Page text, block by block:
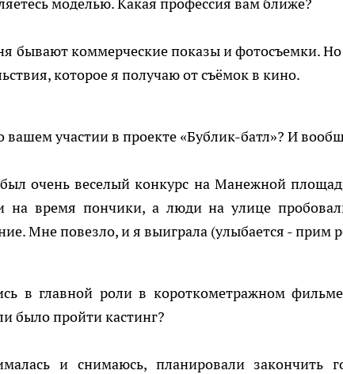
бывают коммерческие показы и фотосъемки. Но
которое я получаю от съёмок в кино.
вашем участии в проекте «Бублик-батл»? И
очень веселый конкурс на Манежной
на время пончики, а люди на улице
Мне повезло, и я выиграла (улыбается - прим
в главной роли в короткометражном
было пройти кастинг?
и снимаюсь, планировали закончить